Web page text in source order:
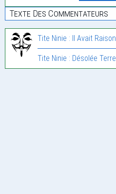
Texte Des Commentateurs
Tite Ninie : Il Avait Raison
Tite Ninie : Désolée Terre